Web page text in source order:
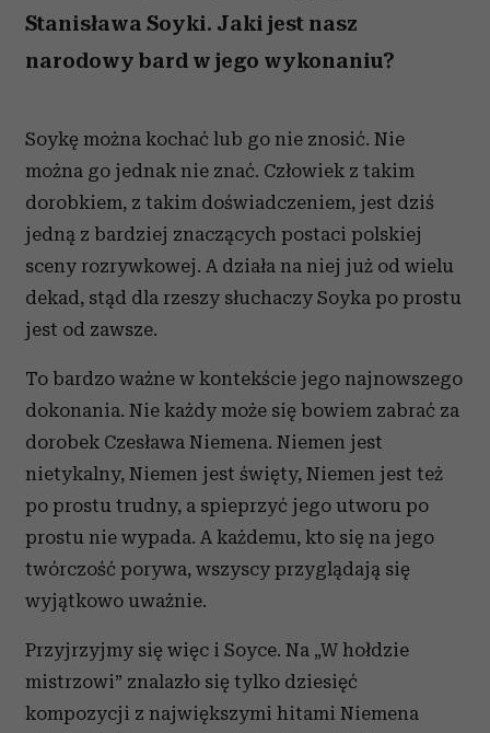
Stanisława Soyki. Jaki jest nasz
narodowy bard w jego wykonaniu?
Soykę można kochać lub go nie znosić. Nie
można go jednak nie znać. Człowiek z takim
dorobkiem, z takim doświadczeniem, jest dziś
jedną z bardziej znaczących postaci polskiej
sceny rozrywkowej. A działa na niej już od wielu
dekad, stąd dla rzeszy słuchaczy Soyka po prostu
jest od zawsze.
To bardzo ważne w kontekście jego najnowszego
dokonania. Nie każdy może się bowiem zabrać za
dorobek Czesława Niemena. Niemen jest
nietykalny, Niemen jest święty, Niemen jest też
po prostu trudny, a spieprzyć jego utworu po
prostu nie wypada. A każdemu, kto się na jego
twórczość porywa, wszyscy przyglądają się
wyjątkowo uważnie.
Przyjrzyjmy się więc i Soyce. Na „W hołdzie
mistrzowi” znalazło się tylko dziesięć
kompozycji z największymi hitami Niemena